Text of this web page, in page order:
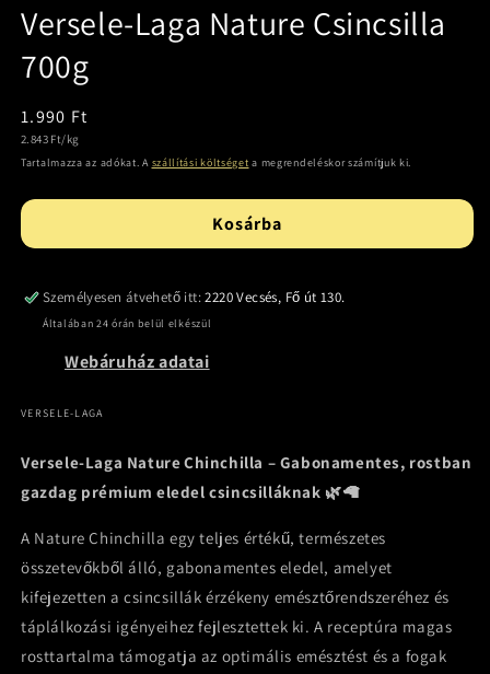
Versele-Laga Nature Csincsilla
700g
Normál
ár
1.990 Ft
Egységár
2.843 Ft/kg
Tartalmazza az adókat. A szállítási költséget a megrendeléskor számítjuk ki.
Kosárba
Személyesen átvehető itt:2220 Vecsés, Fő út 130.
Általában 24 órán belül elkészül
Webáruház adatai
VERSELE-LAGA
Versele‑Laga Nature Chinchilla – Gabonamentes, rostban
gazdag prémium eledel csincsilláknak 🌿🦙
A Nature Chinchilla egy teljes értékű, természetes
összetevőkből álló, gabonamentes eledel, amelyet
kifejezetten a csincsillák érzékeny emésztőrendszeréhez és
táplálkozási igényeihez fejlesztettek ki. A receptúra magas
rosttartalma támogatja az optimális emésztést és a fogak